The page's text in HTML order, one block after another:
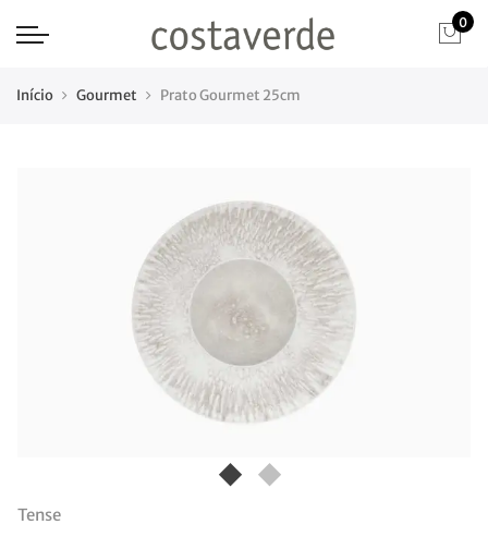
0
Início Gourmet Prato Gourmet 25cm
Tense